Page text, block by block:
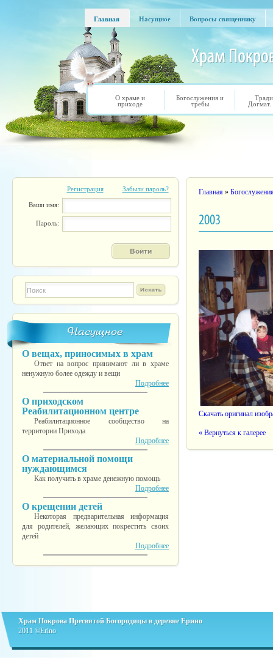
Главная
Главная
Насущное Вопросы священнику
Вопросы священнику
О храме и
приходе
Богослужения и
требы
Регистрация Забыли пароль?
Ваши имя:
Пароль:
Форма поиска
TESTINS
Насущное
О вещах, приносимых в храм
Ответ на вопрос принимают ли в храме
ненужную более одежду и вещи
Подробнее
О приходском
Реабилитационном центре
Реабилитационное сообщество на
территории Прихода
Подробнее
О материальной помощи
нуждающимся
Как получить в храме денежную помощь
Подробнее
О крещении детей
Некоторая предварительная информация
для родителей, желающих покрестить своих
детей
Подробнее
Вы здесь
Главная »
2003
Скачать оригинал
« Вернуться к галерее
Храм Покрова Пресвятой Богородицы в деревне Ерино
2011 ©Erino